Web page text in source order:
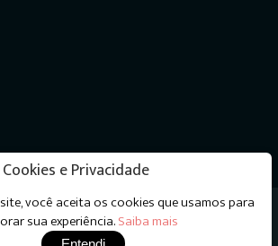
© 2026 - Todos os direitos
reservados
Cookies e Privacidade
você aceita os cookies que usamos para
sua experiência.Saiba mais